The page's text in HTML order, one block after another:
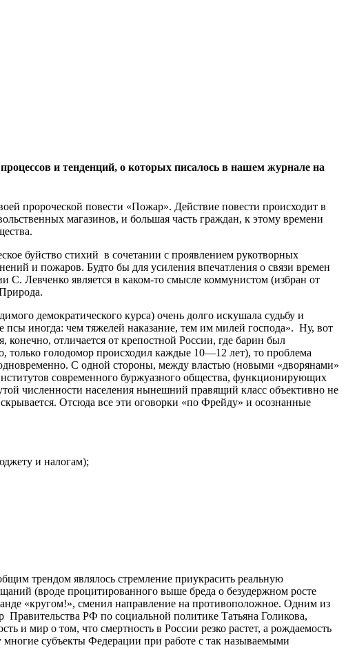
и тенденций, о которых писалось в нашем журнале на
пророческой повести «Пожар». Действие повести происходит в
магазинов, и большая часть граждан, к этому времени
буйство стихий в сочетании с проявлением рукотворных
и пожаров. Будто бы для усиления впечатления о связи времен
С. Левченко является в каком-то смысле коммунистом (избран от
демократического курса) очень долго искушала судьбу и
иногда: чем тяжелей наказание, тем им милей господа». Ну, вот
отличается от крепостной России, где барин был
только голодомор происходил каждые 10—12 лет), то проблема
С одной стороны, между властью (новыми «дворянами»
современного буржуазного общества, функционирующих
численности населения нынешний правящий класс объективно не
Отсюда все эти оговорки «по Фрейду» и осознанные
и налогам);
трендом являлось стремление приукрасить реальную
(вроде процитированного выше бреда о безудержном росте
«кругом!», сменил направление на противоположное. Одним из
РФ по социальной политике Татьяна Голикова,
и мир о том, что смертность в России резко растет, а рождаемость
многие субъекты Федерации при работе с так называемыми